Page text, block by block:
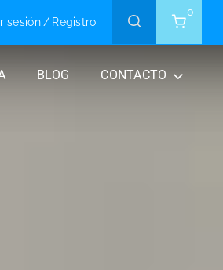
sesión / Registro
0
BLOG CONTACTO